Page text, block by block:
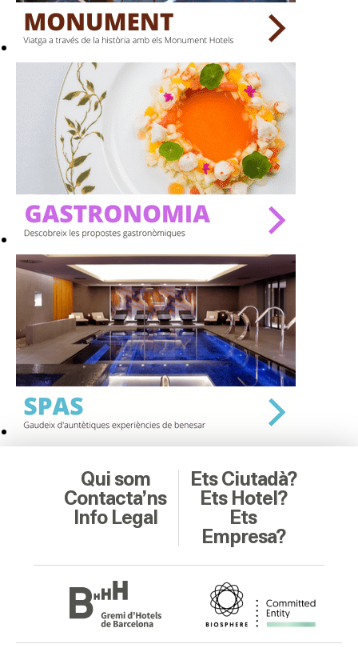
SPAS
RESTAURANTS
SALES
Activitats
On?
Qui som
Contacta’ns
Info Legal
Ets Ciutadà?
Ets Hotel?
Ets
Empresa?